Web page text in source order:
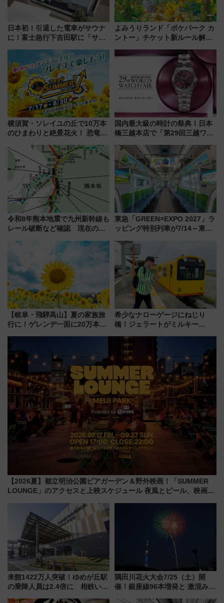
日本初！引退した電車がサウナ
に！富士急行下吉田駅に「サ電
業 行き交う電車の音や振動を
感じながら「ととのう」新感覚
よみうりランド「ポケパーク カ
ントー」チケット新ルール解
本人確認が11月スタート
横須賀・ソレイユの丘で10万本
のひまわりと絶景花火！ 恐竜や
帰りお出かけ最新情報（2026年
7月17日～開催）
国内最大級の時計の祭典！日本
橋三越本店で「第29回三越ワー
【2026年8月5日～25日】
令和8年熊本地震で九州新幹線も
レール破断など確認 現在の運
東急「GREEN×EXPO 2027」ラ
ッピング特別列車が7/14～東
ー！ 注目の編成やデザインまと
【岐阜・飛騨高山】夏の家族旅
行に！ゲレンデ一面に20万本の
アひまわり園」開園
希少なナローゲージにねじり
橋！ジェラートがミルキー
278回目の舞台は「三岐鉄道北
勢線」
【2026夏】都立明治公園ビアガーデン＆野外映画！「SUMMER
LOUNGE」のアクセスと上映スケジュール 夜風とビール、映画を
来館1422万人突破！ゆめが丘駅
の乗降人員は2.4倍に 相鉄いず
隅田川花火大会7/25（土）開
催！銀座線96本増発と 激混みの